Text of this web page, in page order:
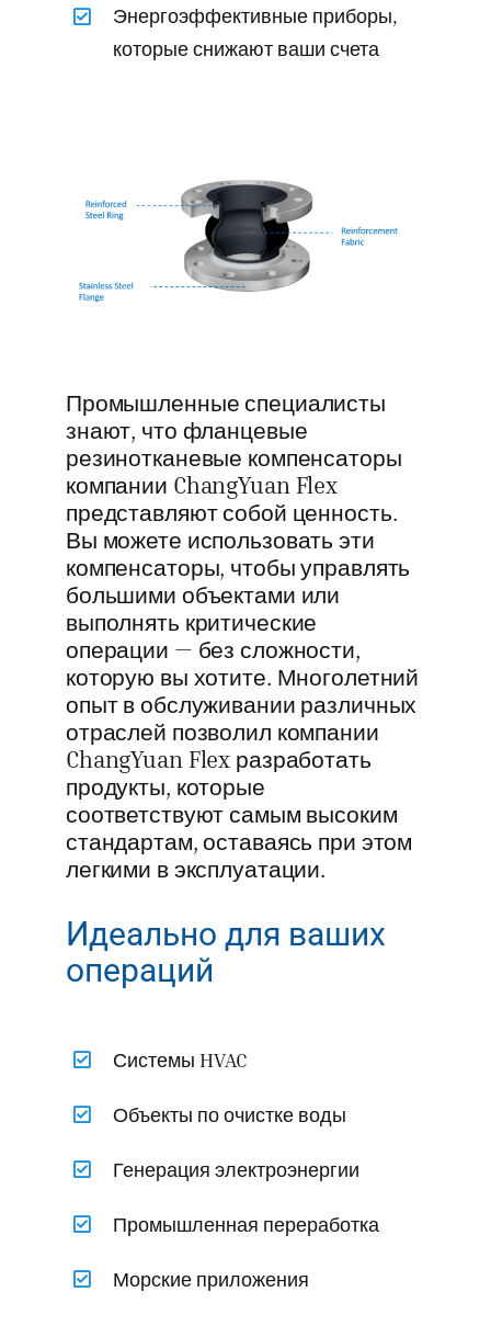
Энергоэффективные приборы,
которые снижают ваши счета
Промышленные специалисты
знают, что фланцевые
резинотканевые компенсаторы
компании ChangYuan Flex
представляют собой ценность.
Вы можете использовать эти
компенсаторы, чтобы управлять
большими объектами или
выполнять критические
операции — без сложности,
которую вы хотите. Многолетний
опыт в обслуживании различных
отраслей позволил компании
ChangYuan Flex разработать
продукты, которые
соответствуют самым высоким
стандартам, оставаясь при этом
легкими в эксплуатации.
Идеально для ваших
операций
Системы HVAC
Объекты по очистке воды
Генерация электроэнергии
Промышленная переработка
Морские приложения